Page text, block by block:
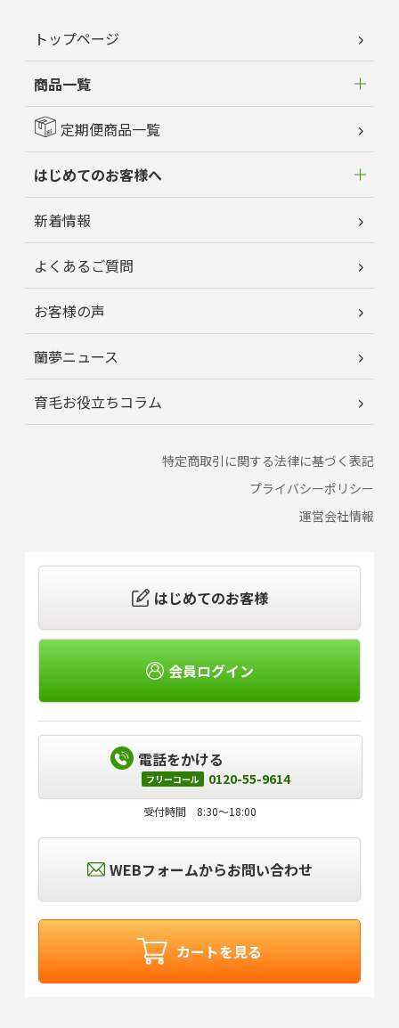
トップページ
商品一覧
定期便商品一覧
はじめてのお客様へ
新着情報
よくあるご質問
お客様の声
蘭夢ニュース
育毛お役立ちコラム
特定商取引に関する法律に基づく表記
プライバシーポリシー
運営会社情報
はじめてのお客様
WEBフォームからお問い合わせ
電話をかける
フリーコール 0120-55-9614
受付時間 8:30～18:00
会員ログイン
カートを見る